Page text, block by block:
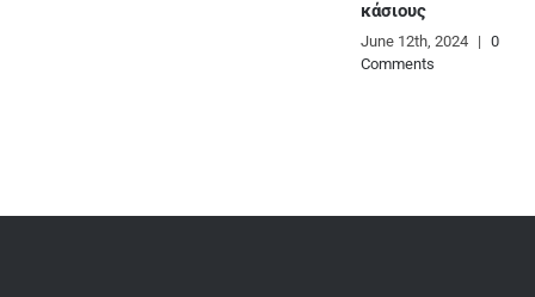
κάσιους
June 12th, 2024 | 0
Comments